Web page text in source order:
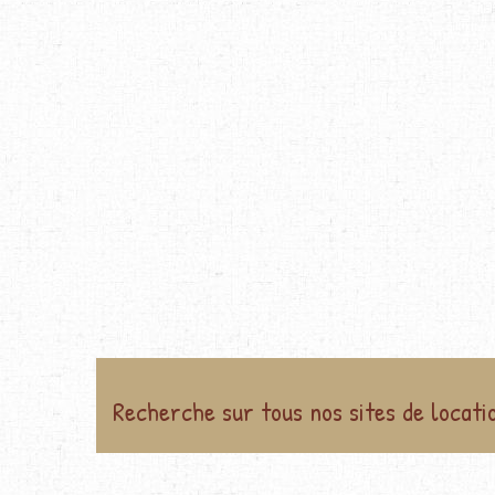
Recherche sur tous nos sites de